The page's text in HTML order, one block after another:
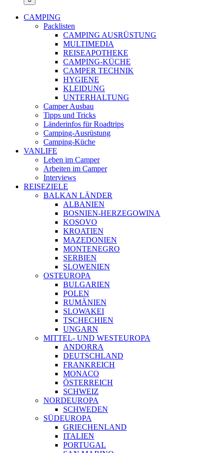
CAMPING
Packlisten
CAMPING AUSRÜSTUNG
MULTIMEDIA
REISEAPOTHEKE
CAMPING-KÜCHE
CAMPER TECHNIK
HYGIENE
KLEIDUNG
UNTERHALTUNG
Camper Ausbau
Tipps und Tricks
Länderinfos für Roadtrips
Camping-Ausrüstung
Camping-Küche
VANLIFE
Leben im Camper
Arbeiten im Camper
Interviews
REISEZIELE
BALKAN LÄNDER
ALBANIEN
BOSNIEN-HERZEGOWINA
KOSOVO
KROATIEN
MAZEDONIEN
MONTENEGRO
SERBIEN
SLOWENIEN
OSTEUROPA
BULGARIEN
POLEN
RUMÄNIEN
SLOWAKEI
TSCHECHIEN
UNGARN
MITTEL- UND WESTEUROPA
ANDORRA
DEUTSCHLAND
FRANKREICH
MONACO
ÖSTERREICH
SCHWEIZ
NORDEUROPA
SCHWEDEN
SÜDEUROPA
GRIECHENLAND
ITALIEN
PORTUGAL